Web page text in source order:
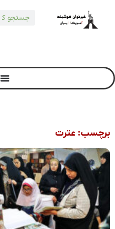
برچسب: عترت